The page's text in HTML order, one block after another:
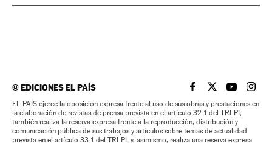
©EDICIONES EL PAÍS EL PAÍS BRASIL EN
EL PAÍSEL PAÍS
EL
EL PAÍS ejerce la oposición expresa frente al uso de sus obras y prestaciones en
la elaboración de revistas de prensa prevista en el artículo 32.1 del TRLPI;
también realiza la reserva expresa frente a la reproducción, distribución y
comunicación pública de sus trabajos y artículos sobre temas de actualidad
prevista en el artículo 33.1 del TRLPI; y, asimismo, realiza una reserva expresa